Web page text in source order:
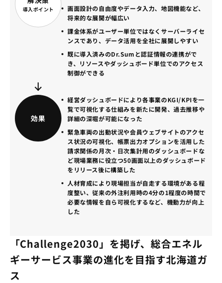
導入ポイント
画面設計の自由度やデータ入力、地図機能など、
将来的な展開が幅広い
課金体系がユーザー単位ではなくサーバーライセ
ンスであり、データ活用を全社に展開しやすい
既に導入済みのDr.Sumと認証情報の連携がで
き、リソースやダッシュボード単位でのアクセス
制御ができる
効果
経営ダッシュボードにより各事業のKGI/KPIを一
覧で可視化する仕組みを新たに開発、過去推移や
詳細の深堀が可能になった
緊急車両の出動状況や会員ウェブサイトのアクセ
ス状況の可視化、帳票出力オプションを活用した
請求関係の月次・日次集計用のダッシュボードな
ど現場業務に役立つ50画面以上のダッシュボード
をリリース後に構築した
人材育成により現場担当が自走する環境がある程
度整い、従来の外注利用時の4分の1程度の時間で
必要な情報を自ら可視化するなど、機動力が向上
した
​​​「Challenge​​2030」を掲げ、総合エネル
ギーサービス事業の進化を目指す北海道ガ
ス